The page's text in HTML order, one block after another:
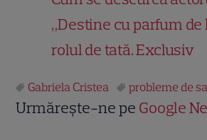
„Destine cu parfum de
rolul de tată. Exclusiv
Gabriela Cristea probleme de
Urmărește-ne pe Google